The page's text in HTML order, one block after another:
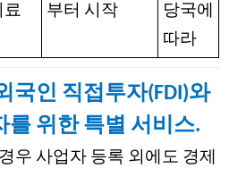
료
부터 시작
당국에
따라
국인 직접투자(FDI)와
를 위한 특별 서비스.
우 사업자 등록 외에도 경제